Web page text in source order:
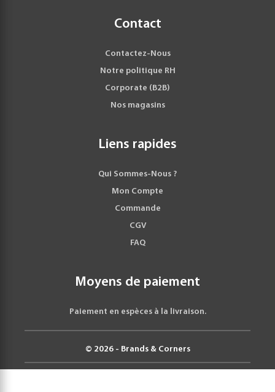
Contact
Contactez-Nous
Notre politique RH
Corporate (B2B)
Nos magasins
Liens rapides
Qui Sommes-Nous ?
Mon Compte
Commande
CGV
FAQ
Moyens de paiement
Paiement en espèces à la livraison.
© 2026 - Brands & Corners